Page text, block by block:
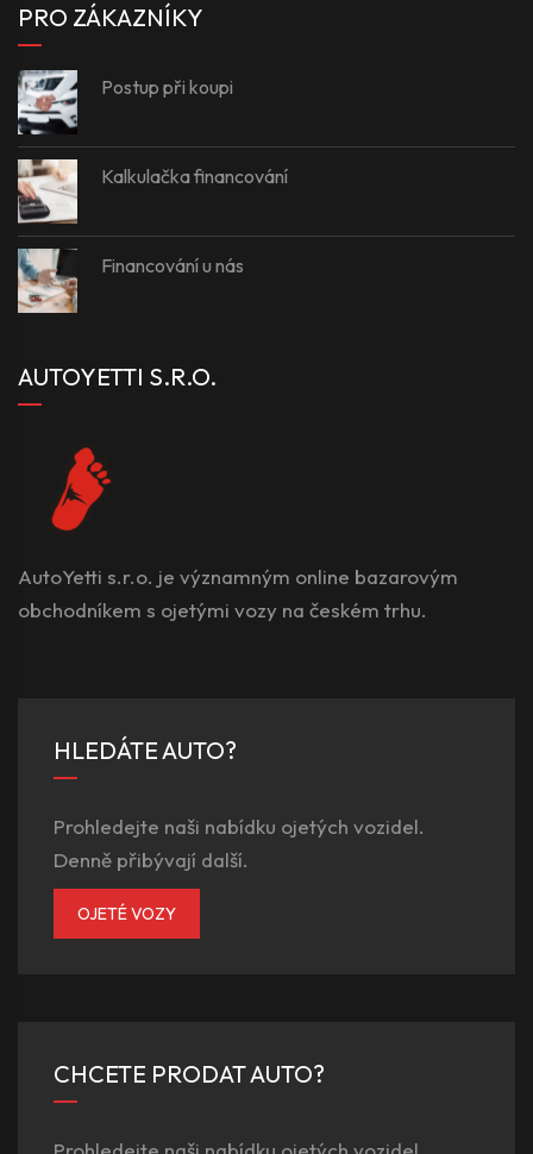
PRO ZÁKAZNÍKY
Postup při koupi
Kalkulačka financování
Financování u nás
AUTOYETTI S.R.O.
AutoYetti s.r.o. je významným online bazarovým
obchodníkem s ojetými vozy na českém trhu.
HLEDÁTE AUTO?
Prohledejte naši nabídku ojetých vozidel.
Denně přibývají další.
OJETÉ VOZY
CHCETE PRODAT AUTO?